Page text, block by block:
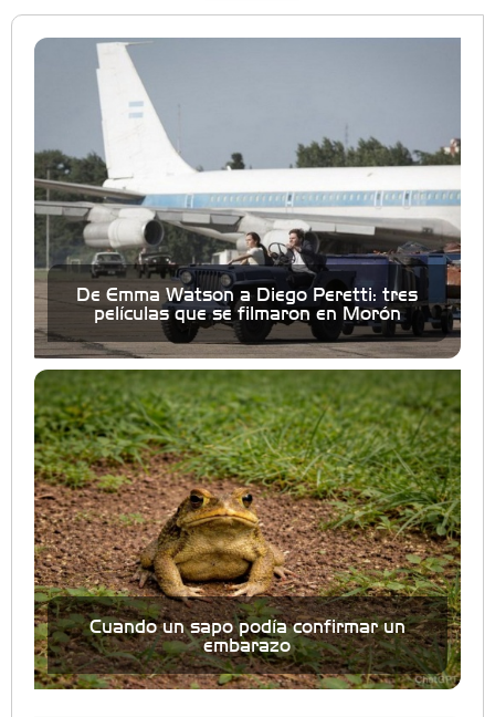
De Emma Watson a Diego Peretti: tres
películas que se filmaron en Morón
Cuando un sapo podía confirmar un
embarazo